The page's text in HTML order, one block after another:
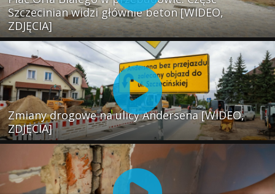
Szczecinian widzi głównie beton [WIDEO,
ZDJĘCIA]
Zmiany drogowe na ulicy Andersena [WIDEO,
ZDJĘCIA]